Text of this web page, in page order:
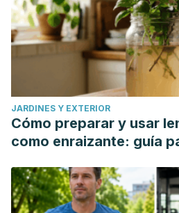
JARDINES Y EXTERIOR
Cómo preparar y usar
como enraizante: guía